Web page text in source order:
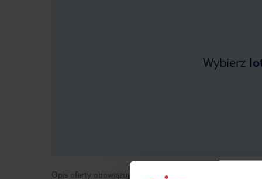
Wybierz
Opis oferty obowiązuje dla wyjazdów w terminie